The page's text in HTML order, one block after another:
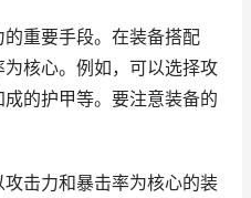
重要手段。在装备搭配
核心。例如，可以选择攻
的护甲等。要注意装备的
击力和暴击率为核心的装